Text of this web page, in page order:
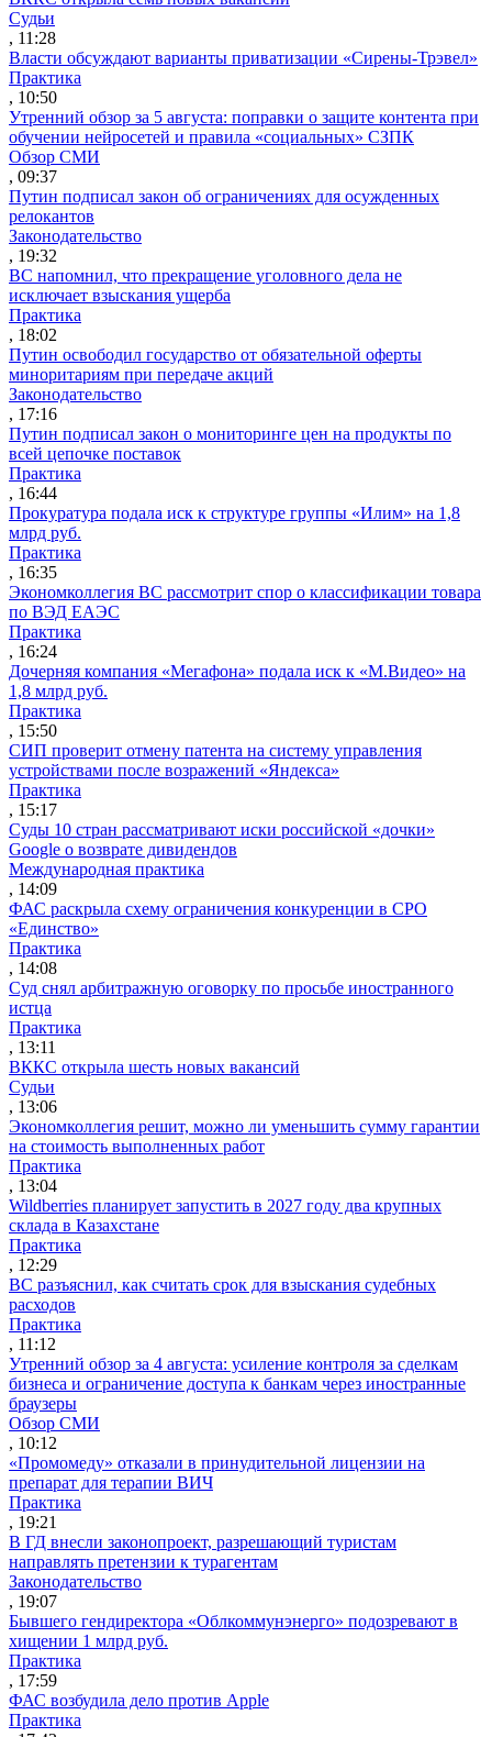
Судьи
, 11:28
Власти обсуждают варианты приватизации «Сирены-Трэвел»
Практика
, 10:50
Утренний обзор за 5 августа: поправки о защите контента при
обучении нейросетей и правила «социальных» СЗПК
Обзор СМИ
, 09:37
Путин подписал закон об ограничениях для осужденных
релокантов
Законодательство
, 19:32
ВС напомнил, что прекращение уголовного дела не
исключает взыскания ущерба
Практика
, 18:02
Путин освободил государство от обязательной оферты
миноритариям при передаче акций
Законодательство
, 17:16
Путин подписал закон о мониторинге цен на продукты по
всей цепочке поставок
Практика
, 16:44
Прокуратура подала иск к структуре группы «Илим» на 1,8
млрд руб.
Практика
, 16:35
Экономколлегия ВС рассмотрит спор о классификации товара
по ВЭД ЕАЭС
Практика
, 16:24
Дочерняя компания «Мегафона» подала иск к «М.Видео» на
1,8 млрд руб.
Практика
, 15:50
СИП проверит отмену патента на систему управления
устройствами после возражений «Яндекса»
Практика
, 15:17
Суды 10 стран рассматривают иски российской «дочки»
Google о возврате дивидендов
Международная практика
, 14:09
ФАС раскрыла схему ограничения конкуренции в СРО
«Единство»
Практика
, 14:08
Суд снял арбитражную оговорку по просьбе иностранного
истца
Практика
, 13:11
ВККС открыла шесть новых вакансий
Судьи
, 13:06
Экономколлегия решит, можно ли уменьшить сумму гарантии
на стоимость выполненных работ
Практика
, 13:04
Wildberries планирует запустить в 2027 году два крупных
склада в Казахстане
Практика
, 12:29
ВС разъяснил, как считать срок для взыскания судебных
расходов
Практика
, 11:12
Утренний обзор за 4 августа: усиление контроля за сделкам
бизнеса и ограничение доступа к банкам через иностранные
браузеры
Обзор СМИ
, 10:12
«Промомеду» отказали в принудительной лицензии на
препарат для терапии ВИЧ
Практика
, 19:21
В ГД внесли законопроект, разрешающий туристам
направлять претензии к турагентам
Законодательство
, 19:07
Бывшего гендиректора «Облкоммунэнерго» подозревают в
хищении 1 млрд руб.
Практика
, 17:59
ФАС возбудила дело против Apple
Практика